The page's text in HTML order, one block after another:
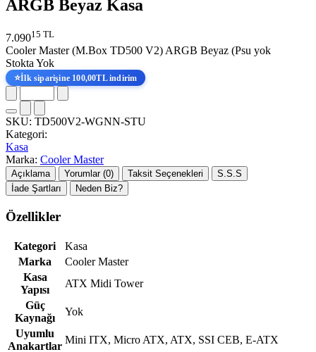
ARGB Beyaz Kasa
7.09015 TL
Cooler Master (M.Box TD500 V2) ARGB Beyaz (Psu yok
Stokta Yok
⭐İlk siparişine 100,00TL indirim
SKU: TD500V2-WGNN-STU
Kategori:
Kasa
Marka: Cooler Master
Açıklama Yorumlar (0) Taksit Seçenekleri
S.S.S
İade Şartları
Neden Biz?
Özellikler
Kategori
Kasa
Marka
Cooler Master
Kasa
Yapısı
ATX Midi Tower
Güç
Kaynağı
Yok
Uyumlu
Anakartlar
Mini ITX, Micro ATX, ATX, SSI CEB, E-ATX